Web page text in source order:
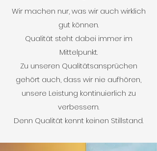
Wir machen nur, was wir auch wirklich
gut können.
Qualität steht dabei immer im
Mittelpunkt.
Zu unseren Qualitätsansprüchen
gehört auch, dass wir nie aufhören,
unsere Leistung kontinuierlich zu
verbessern.
Denn Qualität kennt keinen Stillstand.